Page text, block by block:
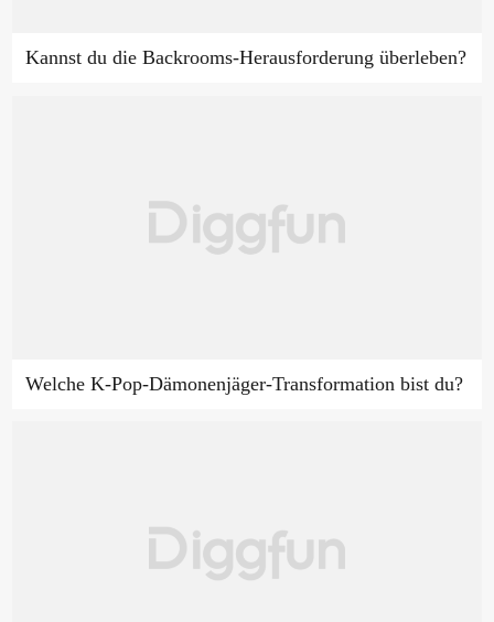
Kannst du die Backrooms-Herausforderung überleben?
Welche K-Pop-Dämonenjäger-Transformation bist du?